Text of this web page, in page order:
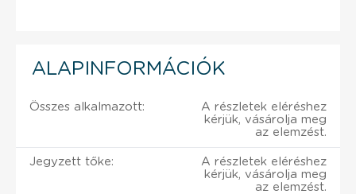
ALAPINFORMÁCIÓK
Összes alkalmazott:
A részletek eléréshez
kérjük, vásárolja meg
az elemzést.
Jegyzett tőke:
A részletek eléréshez
kérjük, vásárolja meg
az elemzést.